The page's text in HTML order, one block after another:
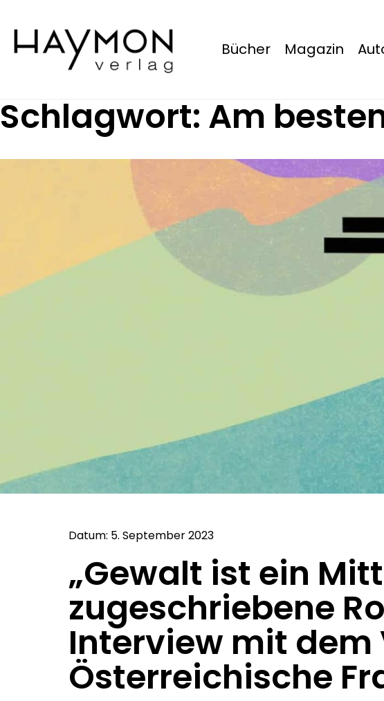
Bücher Magazin
Schlagwort: Am
Datum: 5. September 2023
„Gewalt ist ein
zugeschriebene
Interview mit dem
Österreichische